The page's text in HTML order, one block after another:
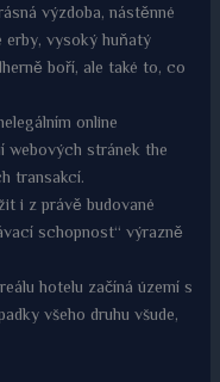
výzdoba, nástěnné
erby, vysoký huňatý
boří, ale také to, co
online
webových stránek the
transakcí.
i z právě budované
schopnost“ výrazně
hotelu začíná území s
všeho druhu všude,